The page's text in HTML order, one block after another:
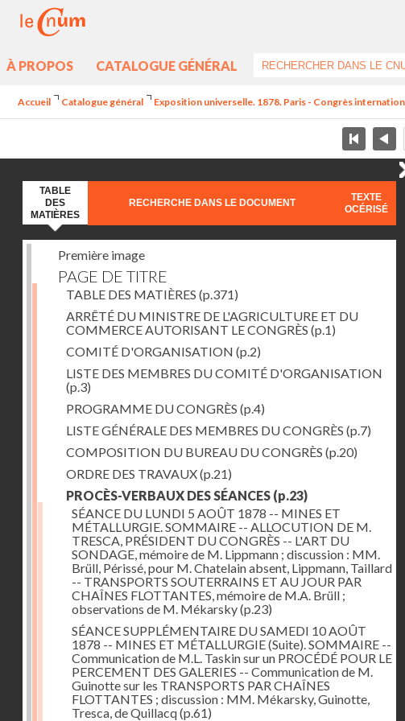
À PROPOS CATALOGUE GÉNÉRAL
Accueil Catalogue général Exposition universelle. 1878. Paris - Congrès
TABLE
DES
MATIÈRES
RECHERCHE DANS LE DOCUMENT
TEXTE
OCÉRISÉ
Première image
PAGE DE TITRE
TABLE DES MATIÈRES (p.371)
ARRÊTÉ DU MINISTRE DE L'AGRICULTURE ET DU
COMMERCE AUTORISANT LE CONGRÈS (p.1)
COMITÉ D'ORGANISATION (p.2)
LISTE DES MEMBRES DU COMITÉ D'ORGANISATION
(p.3)
PROGRAMME DU CONGRÈS (p.4)
LISTE GÉNÉRALE DES MEMBRES DU CONGRÈS (p.7)
COMPOSITION DU BUREAU DU CONGRÈS (p.20)
ORDRE DES TRAVAUX(p.21)
PROCÈS-VERBAUX DES SÉANCES (p.23)
SÉANCE DU LUNDI 5 AOÛT 1878 -- MINES ET
MÉTALLURGIE. SOMMAIRE -- ALLOCUTION DE M.
TRESCA, PRÉSIDENT DU CONGRÈS -- L'ART DU
SONDAGE, mémoire de M. Lippmann ; discussion : MM.
Brüll, Périssé, pour M. Chatelain absent, Lippmann, Taillard
-- TRANSPORTS SOUTERRAINS ET AU JOUR PAR
CHAÎNES FLOTTANTES, mémoire de M.A. Brüll ;
observations de M. Mékarsky(p.23)
SÉANCE SUPPLÉMENTAIRE DU SAMEDI 10 AOÛT
1878 -- MINES ET MÉTALLURGIE (Suite). SOMMAIRE --
Communication de M.L. Taskin sur un PROCÉDÉ POUR LE
PERCEMENT DES GALERIES -- Communication de M.
Guinotte sur les TRANSPORTS PAR CHAÎNES
FLOTTANTES ; discussion : MM. Mékarsky, Guinotte,
Tresca, de Quillacq(p.61)